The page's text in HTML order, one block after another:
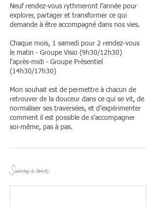
Neuf rendez-vous rythmeront l’année pour
explorer, partager et transformer ce qui
demande à être accompagné dans nos vies.
Chaque mois, 1 samedi pour 2 rendez-vous
le matin - Groupe Visio (9h30/12h30)
l'après-midi - Groupe Présentiel
(14h30/17h30)
Mon souhait est de permettre à chacun de
retrouver de la douceur dans ce qui se vit, de
normaliser ses traversées, et d’expérimenter
comment il est possible de s’accompagner
soi-même, pas à pas.
Séances à venir